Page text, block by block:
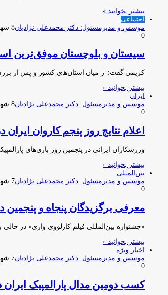
بیشتر بخوانید »
اجتماعی
موسس و مدیرمسئول: دکتر محمدعلی نژادیان8 شهریور 1400 04:00
0
سیستان و بلوچستان موفق‌ترین
کریمی گفت: از میان استان‌های کشور و پس از بررسی دقیق
بیشتر بخوانید »
ایران
موسس و مدیرمسئول: دکتر محمدعلی نژادیان8 شهریور 1400 01:12
0
اعلام نتایج روز پنجم کاروان ایران در
ورزشکاران ایرانی در پنجمین روز بازی‌های
بیشتر بخوانید »
بین‌المللی
موسس و مدیرمسئول: دکتر محمدعلی نژادیان7 شهریور 1400 20:41
0
معرفی برگزیدگان پنجاه و پنجمین
«جشنواره بین‌المللی فیلم کارلووی واری» در
بیشتر بخوانید »
اخبار ویژه
موسس و مدیرمسئول: دکتر محمدعلی نژادیان7 شهریور 1400 14:16
0
کسب دومین مدال پارالمپیک ایران